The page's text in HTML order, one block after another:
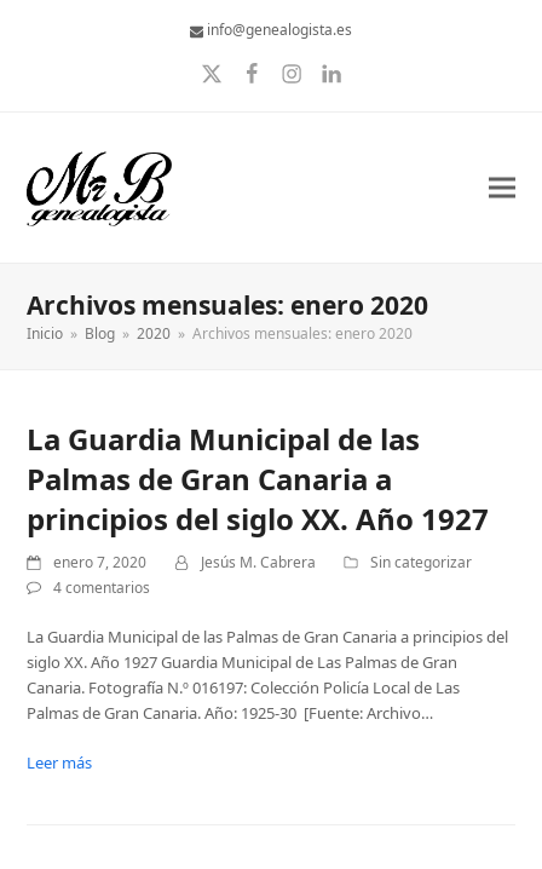
info@genealogista.es
TwitterFacebook
Instagram
LinkedIn
Archivos mensuales: enero 2020
Inicio » Blog » 2020 » Archivos mensuales: enero 2020
La Guardia Municipal de las
Palmas de Gran Canaria a
principios del siglo XX. Año 1927
enero 7, 2020 Jesús M. Cabrera
Sin categorizar
4 comentarios
La Guardia Municipal de las Palmas de Gran Canaria a principios del
siglo XX. Año 1927 Guardia Municipal de Las Palmas de Gran
Canaria. Fotografía N.º 016197: Colección Policía Local de Las
Palmas de Gran Canaria. Año: 1925-30 [Fuente: Archivo…
Leer más